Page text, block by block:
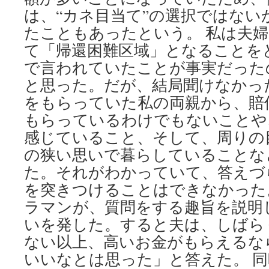
は、“カネ目当て”の選択ではな
たこともあったという。 私は夫
て「帰還困難区域」となること
で言われていたことが事実だっ
と思った。だが、結局聞けなか
をもらっていた私の両親から、
もらっているわけでもないこと
感じていること、そして、周り
の狭い思いで暮らしていること
た。それがわかっていて、答え
を突きつけることはできなかっ
ラマンが、質問をする趣旨を説
いを発した。すると夫は、しば
ない以上、高いお金がもらえる
いいなとは思った」と答えた。